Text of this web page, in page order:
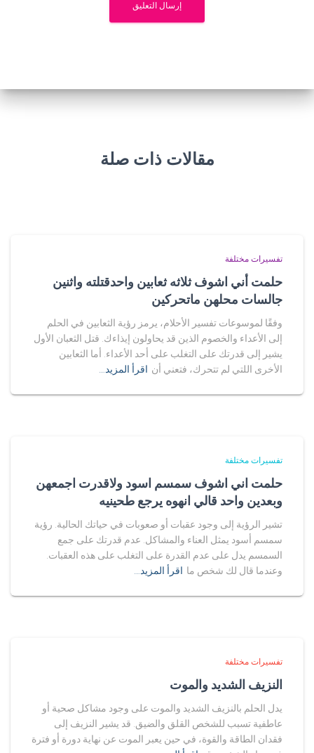
مقالات ذات صلة
تفسيرات مختلفة
حلمت أني اشوف ثلاثه ثعابين واحدقتلته واثنين
جالسات محلهن ماتحركين
وفقًا لموسوعات تفسير الأحلام، يرمز رؤية الثعابين في الحلم
إلى الأعداء والخصوم الذين قد يحاولون إيذاءك. قتل الثعبان الأول
يشير إلى قدرتك على التغلب على أحد الأعداء. أما الثعابين
الأخرى اللتي لم تتحرك، فتعني أن اقرأ المزيد…
تفسيرات مختلفة
حلمت اني اشوف سمسم اسود ولاقدرت اجمعهن
وبعدين واحد قالي انهوه يرجع طحينيه
تشير الرؤية إلى وجود عقبات أو صعوبات في حياتك الحالية. رؤية
سمسم أسود يمثل العناء والمشاكل. عدم قدرتك على جمع
السمسم يدل على عدم القدرة على التغلب على هذه العقبات.
وعندما قال لك شخص ما اقرأ المزيد…
تفسيرات مختلفة
النزيف الشديد والموت
يدل الحلم بالنزيف الشديد والموت على وجود مشاكل صحية أو
عاطفية تسبب للشخص القلق والضيق. قد يشير النزيف إلى
فقدان الطاقة والقوة، في حين يعبر الموت عن نهاية دورة أو فترة